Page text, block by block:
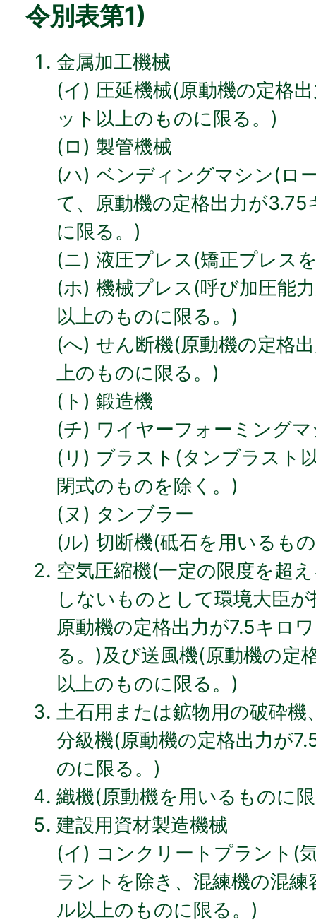
令別表第1)
金属加工機械
(イ) 圧延機械(原動機の定格
ット以上のものに限る。)
(ロ) 製管機械
(ハ) ベンディングマシン(ロ
て、原動機の定格出力が
に限る。)
(ニ) 液圧プレス(矯正プレス
(ホ) 機械プレス(呼び加圧能
以上のものに限る。)
(へ) せん断機(原動機の定格
上のものに限る。)
(ト) 鍛造機
(チ) ワイヤーフォーミング
(リ) ブラスト(タンブラスト
閉式のものを除く。)
(ヌ) タンブラー
(ル) 切断機(砥石を用いるも
空気圧縮機(一定の限度を超
しないものとして環境大臣
原動機の定格出力が7.5キロ
る。)及び送風機(原動機の定
以上のものに限る。)
土石用または鉱物用の破砕機
分級機(原動機の定格出力が
のに限る。)
織機(原動機を用いるものに
建設用資材製造機械
(イ) コンクリートプラント(
ラントを除き、混練機の混
ル以上のものに限る。)